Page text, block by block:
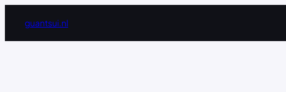
de
guantsui.nl